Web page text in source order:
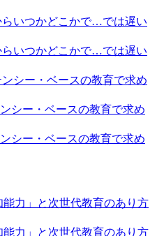
らいつかどこかで…では遅い
らいつかどこかで…では遅い
ンシー・ベースの教育で求め
シー・ベースの教育で求め
シー・ベースの教育で求め
能力」と次世代教育のあり方
能力」と次世代教育のあり方